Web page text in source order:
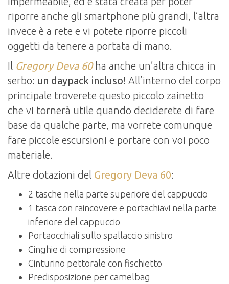
riporre anche gli smartphone più grandi, l’altra
invece è a rete e vi potete riporre piccoli
oggetti da tenere a portata di mano.
Il Gregory Deva 60ha anche un’altra chicca in
serbo: un daypack incluso! All’interno del corpo
principale troverete questo piccolo zainetto
che vi tornerà utile quando deciderete di fare
base da qualche parte, ma vorrete comunque
fare piccole escursioni e portare con voi poco
materiale.
Altre dotazioni del Gregory Deva 60:
2 tasche nella parte superiore del cappuccio
1 tasca con raincovere e portachiavi nella parte
inferiore del cappuccio
Portaocchiali sullo spallaccio sinistro
Cinghie di compressione
Cinturino pettorale con fischietto
Predisposizione per camelbag